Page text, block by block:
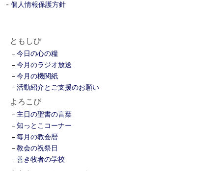
- 個人情報保護方針
ともしび
今日の心の糧
今月のラジオ放送
今月の機関紙
活動紹介とご支援のお願い
よろこび
主日の聖書の言葉
知っとこコーナー
毎月の教会暦
教会の祝祭日
善き牧者の学校